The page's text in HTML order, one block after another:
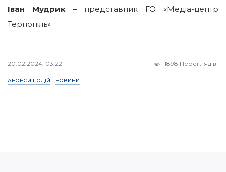
Іван Мудрик– представник ГО «Медіа-центр
Тернопіль»
20.02.2024, 03:22 1898 Переглядів
АНОНСИ ПОДІЙ НОВИНИ